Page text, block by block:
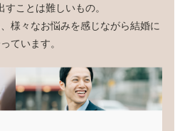
すことは難しいもの。
様々なお悩みを感じながら結婚に
ています。